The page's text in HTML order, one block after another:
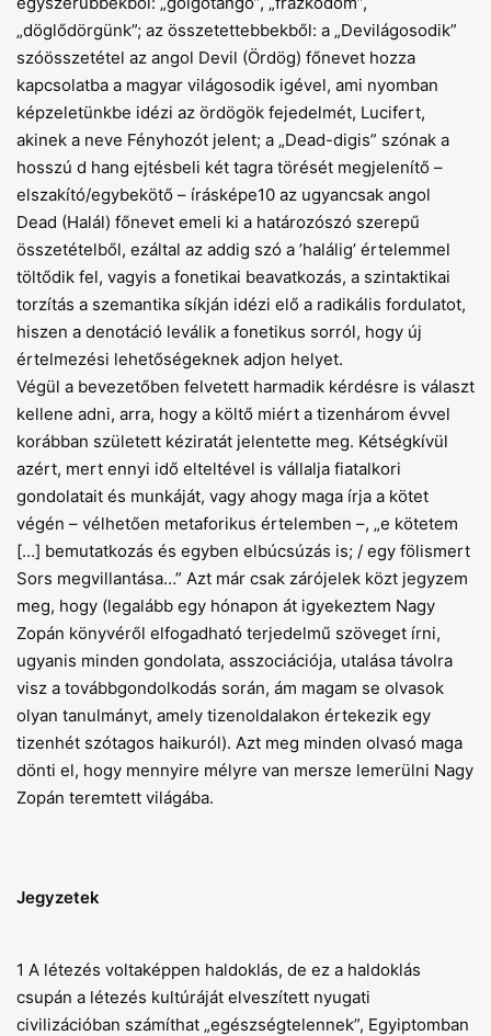
„döglődörgünk”; az összetettebbekből: a „Devilágosodik”
szóösszetétel az angol Devil (Ördög) főnevet hozza
kapcsolatba a magyar világosodik igével, ami nyomban
képzeletünkbe idézi az ördögök fejedelmét, Lucifert,
akinek a neve Fényhozót jelent; a „Dead-digis” szónak a
hosszú d hang ejtésbeli két tagra törését megjelenítő –
elszakító/egybekötő – írásképe10 az ugyancsak angol
Dead (Halál) főnevet emeli ki a határozószó szerepű
összetételből, ezáltal az addig szó a ’halálig’ értelemmel
töltődik fel, vagyis a fonetikai beavatkozás, a szintaktikai
torzítás a szemantika síkján idézi elő a radikális fordulatot,
hiszen a denotáció leválik a fonetikus sorról, hogy új
értelmezési lehetőségeknek adjon helyet.
Végül a bevezetőben felvetett harmadik kérdésre is választ
kellene adni, arra, hogy a költő miért a tizenhárom évvel
korábban született kéziratát jelentette meg. Kétségkívül
azért, mert ennyi idő elteltével is vállalja fiatalkori
gondolatait és munkáját, vagy ahogy maga írja a kötet
végén – vélhetően metaforikus értelemben –, „e kötetem
[…] bemutatkozás és egyben elbúcsúzás is; / egy fölismert
Sors megvillantása…” Azt már csak zárójelek közt jegyzem
meg, hogy (legalább egy hónapon át igyekeztem Nagy
Zopán könyvéről elfogadható terjedelmű szöveget írni,
ugyanis minden gondolata, asszociációja, utalása távolra
visz a továbbgondolkodás során, ám magam se olvasok
olyan tanulmányt, amely tizenoldalakon értekezik egy
tizenhét szótagos haikuról). Azt meg minden olvasó maga
dönti el, hogy mennyire mélyre van mersze lemerülni Nagy
Zopán teremtett világába.
Jegyzetek
1 A létezés voltaképpen haldoklás, de ez a haldoklás
csupán a létezés kultúráját elveszített nyugati
civilizációban számíthat „egészségtelennek”, Egyiptomban